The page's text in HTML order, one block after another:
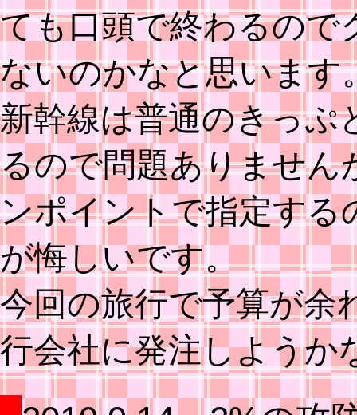
ても口頭で終わるので
ないのかなと思います
新幹線は普通のきっぷ
るので問題ありません
ンポイントで指定す
が悔しいです。
今回の旅行で予算が余
行会社に発注しようか